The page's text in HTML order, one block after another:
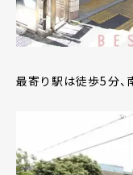
最寄り駅は徒歩5分、